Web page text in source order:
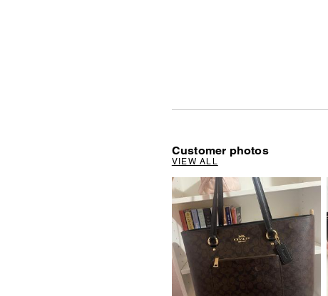
Customer photos
VIEW ALL